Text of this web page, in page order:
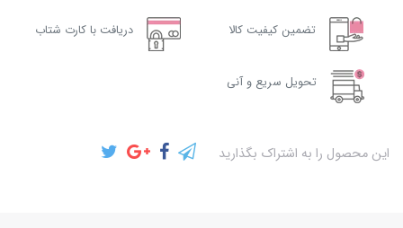
تضمین کیفیت کالا دریافت با کارت شتاب
تحویل سریع و آنی
این محصول را به اشتراک بگذارید